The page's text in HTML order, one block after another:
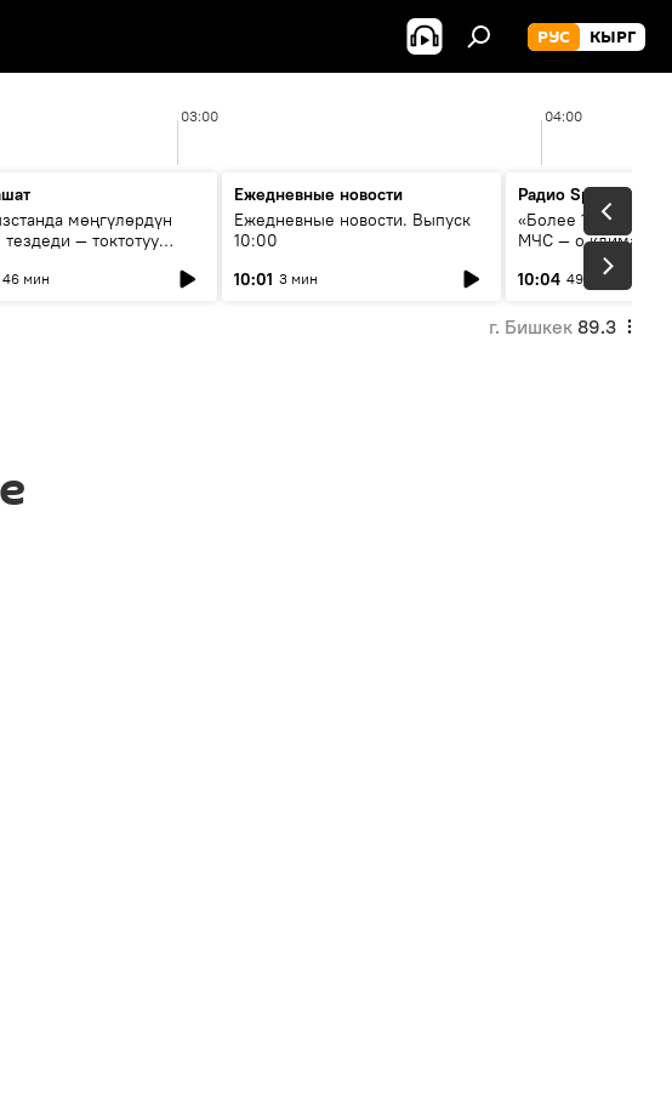
РУС КЫРГ
03:00 04:00
мөңгүлөрдүн
— токтотуу
46 мин
Ежедневные новости
Ежедневные новости. Выпуск
10:00
10:01 3 мин
Радио Sputnik
«Более 1200 сёл в
МЧС — о климате,
системе
населения
10:04 49 мин
г. Бишкек 89.3